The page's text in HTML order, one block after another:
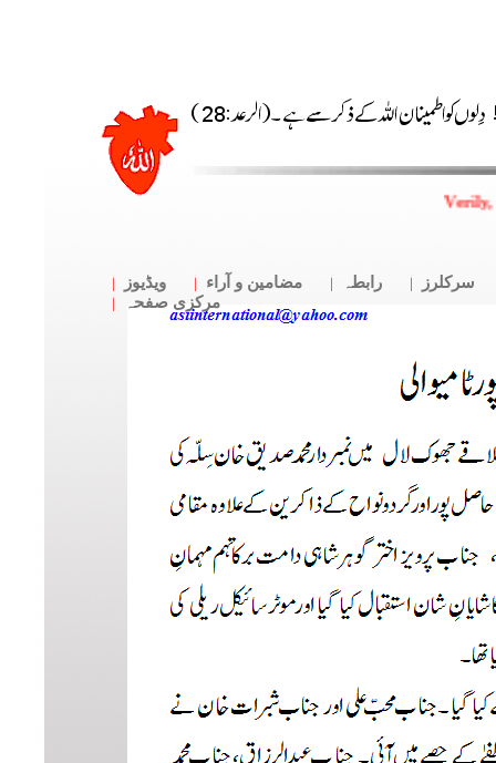
Verily,
سرکلرز رابطہ مضامین و آراء
ویڈیوز
مرکزی صفحہ